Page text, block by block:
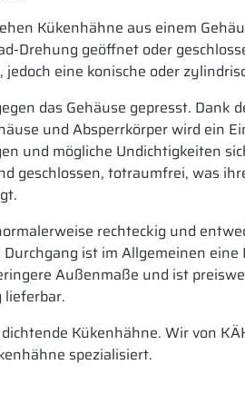
Kükenhähne aus einem
Drehung geöffnet oder
eine konische oder
das Gehäuse gepresst. Dank
und Absperrkörper wird ein
und mögliche Undichtigkeiten
geschlossen, totraumfrei, was
rechteckig und
ist im Allgemeinen
Außenmaße und ist
lieferbar.
Kükenhähne. Wir von
spezialisiert.